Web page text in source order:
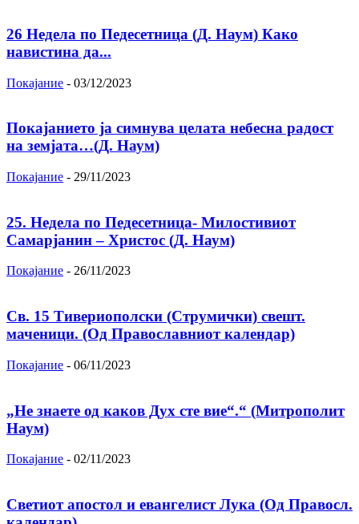
26 Недела по Педесетница (Д. Наум) Како
навистина да...
Покајание - 03/12/2023
Покајанието ја симнува целата небесна радост
на земјата…(Д. Наум)
Покајание - 29/11/2023
25. Недела по Педесетница- Милостивиот
Самарјанин – Христос (Д. Наум)
Покајание - 26/11/2023
Св. 15 Тивeриoпoлски (Струмички) свeшт.
маченици. (Од Православниот календар)
Покајание - 06/11/2023
„Не знаете од каков Дух сте вие“.“ (Митрополит
Наум)
Покајание - 02/11/2023
Светиот апостол и евангелист Лука (Од Правосл.